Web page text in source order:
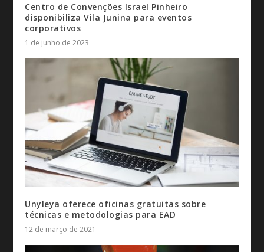
Centro de Convenções Israel Pinheiro
disponibiliza Vila Junina para eventos
corporativos
1 de junho de 2023
Unyleya oferece oficinas gratuitas sobre
técnicas e metodologias para EAD
12 de março de 2021